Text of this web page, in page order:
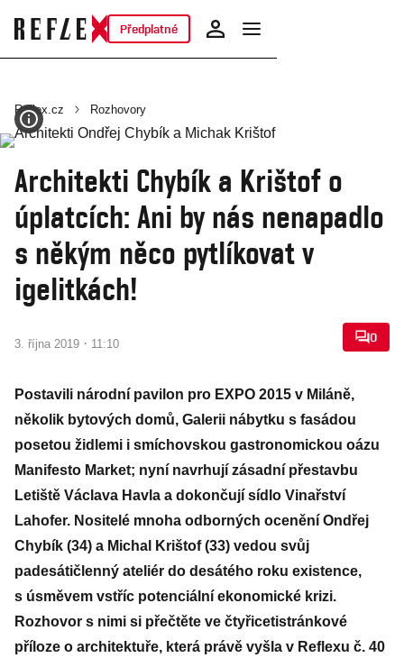
Předplatné
Reflex.cz Rozhovory
Architekti Chybík a Krištof o
úplatcích: Ani by nás nenapadlo
s někým něco pytlíkovat v
igelitkách!
3. října 2019 · 11:10 0
Postavili národní pavilon pro EXPO 2015 v Miláně,
několik bytových domů, Galerii nábytku s fasádou
posetou židlemi i smíchovskou gastronomickou oázu
Manifesto Market; nyní navrhují zásadní přestavbu
Letiště Václava Havla a dokončují sídlo Vinařství
Lahofer. Nositelé mnoha odborných ocenění Ondřej
Chybík (34) a Michal Krištof (33) vedou svůj
padesátičlenný ateliér do desátého roku existence,
s úsměvem vstříc potenciální ekonomické krizi.
Rozhovor s nimi si přečtěte ve čtyřicetistránkové
příloze o architektuře, která právě vyšla v Reflexu č. 40